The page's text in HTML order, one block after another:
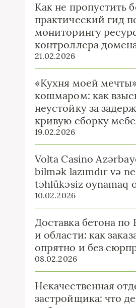
Как не пропустить
практический гид
мониторингу
контроллера
21.02.2026
«Кухня моей
кошмаром: как
неустойку за
кривую сборку
19.02.2026
Volta Casino
bilmək lazımdır və
təhlükəsiz oynamaq
10.02.2026
Доставка бетона
и области: как
опрятно и без
08.02.2026
Некачественная
застройщика: что